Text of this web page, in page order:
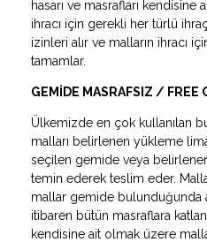
hasarı ve masrafları kendisine
ihracı için gerekli her türlü
izinleri alır ve malların ihracı
tamamlar.
GEMİDE MASRAFSIZ / FREE
Ülkemizde en çok kullanılan
malları belirlenen yükleme
seçilen gemide veya belirlenen
temin ederek teslim eder.
mallar gemide bulunduğunda
itibaren bütün masraflara
kendisine ait olmak üzere